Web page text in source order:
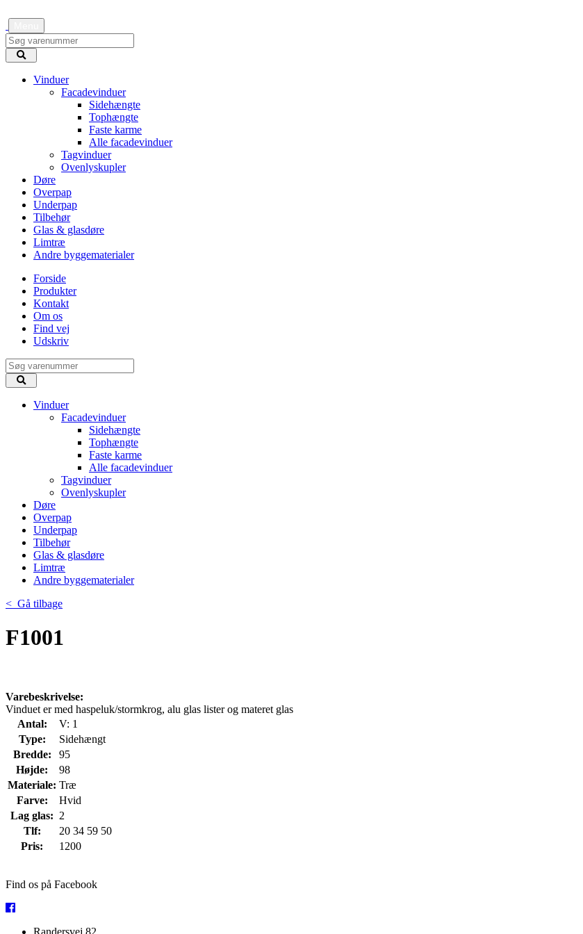
Vinduer
Facadevinduer
Sidehængte
Tophængte
Faste karme
Alle facadevinduer
Tagvinduer
Ovenlyskupler
Døre
Overpap
Underpap
Tilbehør
Glas & glasdøre
Limtræ
Andre byggematerialer
Forside
Produkter
Kontakt
Om os
Find vej
Udskriv
Vinduer
Facadevinduer
Sidehængte
Tophængte
Faste karme
Alle facadevinduer
Tagvinduer
Ovenlyskupler
Døre
Overpap
Underpap
Tilbehør
Glas & glasdøre
Limtræ
Andre byggematerialer
< Gå tilbage
F1001
Varebeskrivelse:
Vinduet er med haspeluk/stormkrog, alu glas lister og materet glas
Antal:
V: 1
Type:
Sidehængt
Bredde:
95
Højde:
98
Materiale: Træ
Farve:
Hvid
Lag glas: 2
Tlf:
20 34 59 50
Pris:
1200
Find os på Facebook
Randersvej 82